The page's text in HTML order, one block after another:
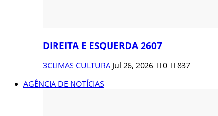
DIREITA E ESQUERDA 2607
3CLIMAS CULTURA Jul 26, 2026 0
837
AGÊNCIA DE NOTÍCIAS